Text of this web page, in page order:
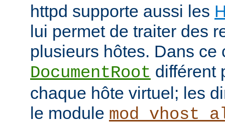
httpd supporte aussi les
lui permet de traiter des
plusieurs hôtes. Dans ce
DocumentRoot différent
chaque hôte virtuel; les
le module